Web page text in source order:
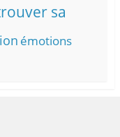
sa
émotions